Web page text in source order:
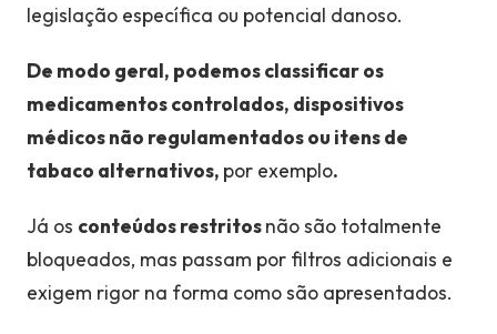
legislação específica ou potencial danoso.
De modo geral, podemos classificar os
medicamentos controlados, dispositivos
médicos não regulamentados ou itens de
tabaco alternativos, por exemplo.
Já os conteúdos restritosnão são totalmente
bloqueados, mas passam por filtros adicionais e
exigem rigor na forma como são apresentados.